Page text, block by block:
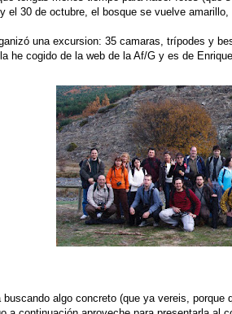
el 30 de octubre, el bosque se vuelve
una excursion: 35 camaras, trípodes y
he cogido de la web de la Af/G y es de
algo concreto (que ya vereis,